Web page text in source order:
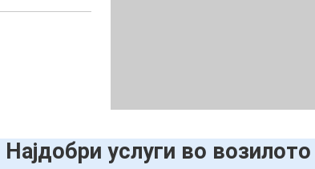
Најдобри услуги во возилото